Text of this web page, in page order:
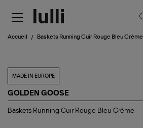
Accueil Baskets Running Cuir Rouge Bleu Crème
MADE IN EUROPE
GOLDEN GOOSE
Baskets
Baskets Running Cuir Rouge Bleu Crème